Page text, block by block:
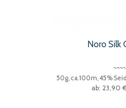
Noro Silk
50g, ca.100m, 45%
23,90 €